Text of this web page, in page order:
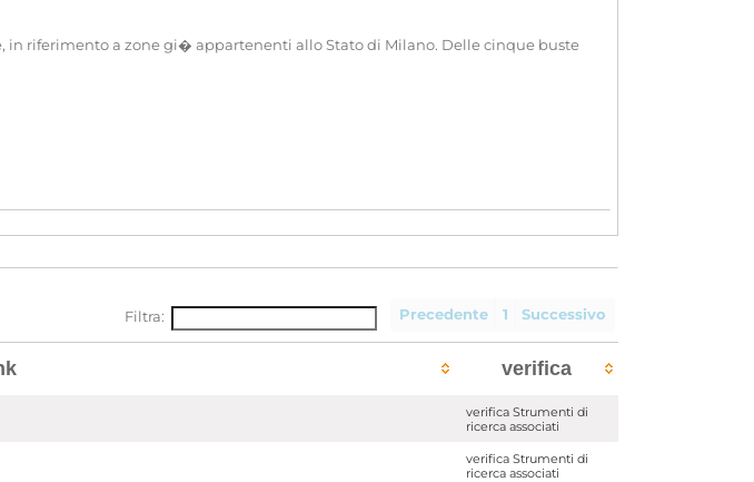
in riferimento a zone gi� appartenenti allo Stato di Milano. Delle cinque buste
Precedente
1 Successivo
Filtra:
verifica
verifica Strumenti di
ricerca associati
verifica Strumenti di
ricerca associati